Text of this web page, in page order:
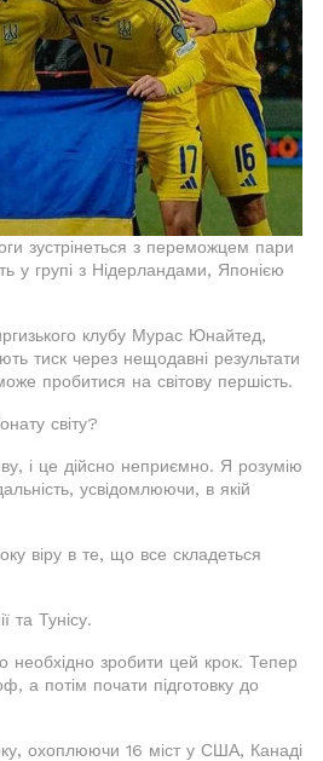
зустрінеться з переможцем пари
у групі з Нідерландами, Японією
клубу Мурас Юнайтед,
тиск через нещодавні результати
пробитися на світову першість.
світу?
і це дійсно неприємно. Я розумію
усвідомлюючи, в якій
віру в те, що все складеться
та Тунісу.
зробити цей крок. Тепер
а потім почати підготовку до
охоплюючи 16 міст у США, Канаді